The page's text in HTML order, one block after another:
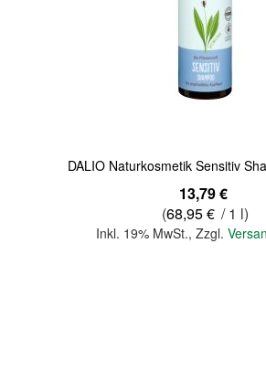
DALIO Naturkosmetik Sensitiv
13,79 €
(68,95 € / 1 l)
Inkl. 19% MwSt., Zzgl.